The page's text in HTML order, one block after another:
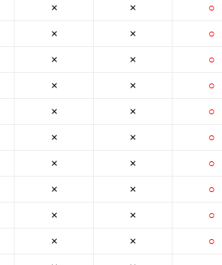
×
×
×
×
×
×
×
×
×
×
×
×
×
×
×
×
×
×
×
×
○
○
○
○
○
○
○
○
○
○